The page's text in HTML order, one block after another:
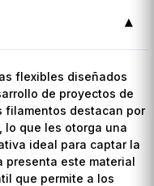
flexibles diseñados
de proyectos de
filamentos destacan por
lo que les otorga una
ideal para captar la
presenta este material
que permite a los